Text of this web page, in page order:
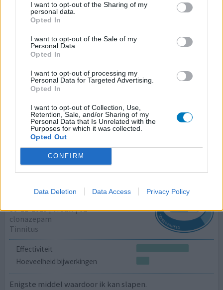
I want to opt-out of the Sharing of my
personal data.
Opted In
I want to opt-out of the Sale of my
Personal Data.
Opted In
I want to opt-out of processing my
Personal Data for Targeted Advertising.
Opted In
I want to opt-out of Collection, Use,
Retention, Sale, and/or Sharing of my
Personal Data that Is Unrelated with the
Purposes for which it was collected.
Opted Out
CONFIRM
Data Deletion Data Access Privacy Policy
Tinnitus
Effectiviteit
Hoeveelheid bijwerkingen
Heb sinds enkele maanden last van een flinke piep in
mijn li-oor (Tinnitus). Na een paar weken ontzettend
gefrustreerd, boos en wanhopig te hebben
rondgelopen...bereikte ik een punt dat ik 5 nachten
mn vuisten kapot sloeg tegen de muren. Temazepam, en
oxapam deden niks. Ik heb Quetiapine voorgeschreven
gekregen door [lees meer...]
geef mening
Clonazepam
30-11-2019 | Vrouw | 62
clonazepam
Tinnitus
Effectiviteit
Hoeveelheid bijwerkingen
Enigste middel waardoor ik kan slapen.